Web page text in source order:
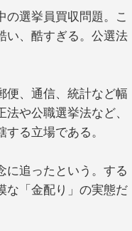
選挙員買収問題。こ
い、酷すぎる。公選法
、通信、統計など幅
や公職選挙法など、
する立場である。
追ったという。する
な「金配り」の実態だ